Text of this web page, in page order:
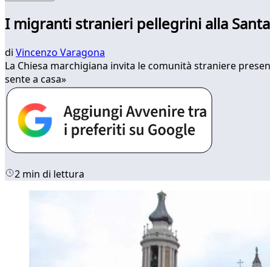
I migranti stranieri pellegrini alla
di Vincenzo Varagona
La Chiesa marchigiana invita le comunità straniere
sente a casa»
2 min di lettura